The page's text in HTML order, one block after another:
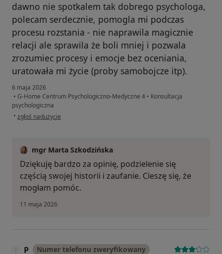
dawno nie spotkalem tak dobrego psychologa,
polecam serdecznie, pomogla mi podczas
procesu rozstania - nie naprawila magicznie
relacji ale sprawila że boli mniej i pozwala
zrozumiec procesy i emocje bez oceniania,
uratowała mi życie (proby samobojcze itp).
6 maja 2026
• G-Home Centrum Psychologiczno-Medyczne 4 • Konsultacja
psychologiczna
• w opinii użytkownika Lee
zgłoś nadużycie
mgr Marta Szkodzińska
Dziękuję bardzo za opinię, podzielenie się
częścią swojej historii i zaufanie. Cieszę się, że
mogłam pomóc.
11 maja 2026
P Numer telefonu zweryfikowany